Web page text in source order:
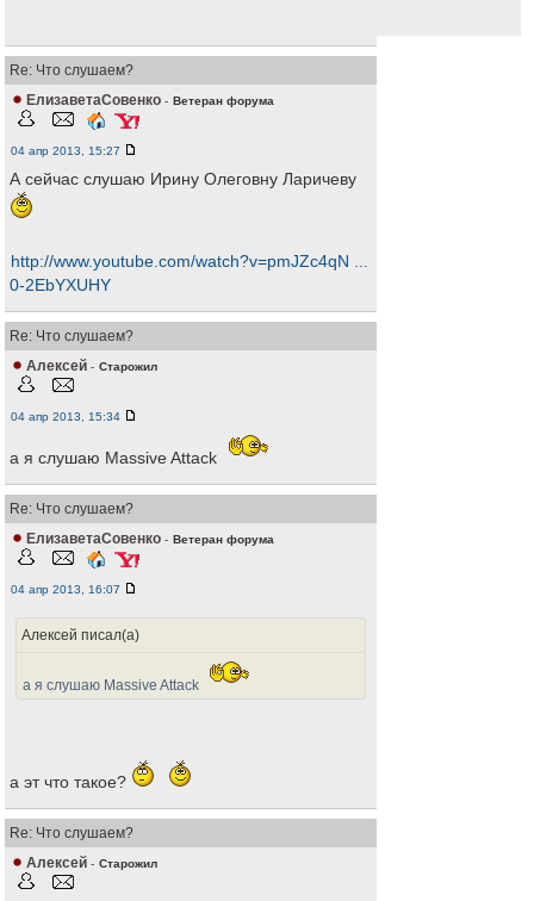
Re: Что слушаем?
ЕлизаветаСовенко - Ветеран форума
04 апр 2013, 15:27
А сейчас слушаю Ирину Олеговну Ларичеву
http://www.youtube.com/watch?v=pmJZc4qN ...
0-2EbYXUHY
Re: Что слушаем?
Алексей - Старожил
04 апр 2013, 15:34
а я слушаю Massive Attack
Re: Что слушаем?
ЕлизаветаСовенко - Ветеран форума
04 апр 2013, 16:07
Алексей писал(а)
а я слушаю Massive Attack
а эт что такое?
Re: Что слушаем?
Алексей - Старожил